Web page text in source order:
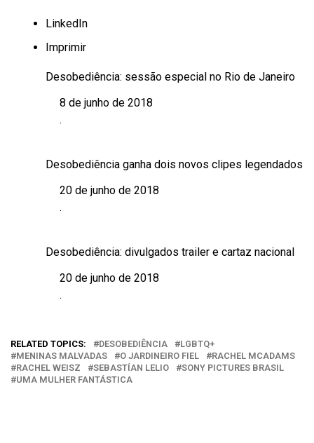
LinkedIn
Imprimir
Desobediência: sessão especial no Rio de Janeiro
Data
8 de junho de 2018
Em relação a
.
Desobediência ganha dois novos clipes legendados
Data
20 de junho de 2018
Em relação a
.
Desobediência: divulgados trailer e cartaz nacional
Data
20 de junho de 2018
Em relação a
.
RELATED TOPICS: DESOBEDIÊNCIA
LGBTQ+
MENINAS MALVADAS
O JARDINEIRO FIEL
RACHEL MCADAMS
RACHEL WEISZ
SEBASTÍAN LELIO
SONY PICTURES BRASIL
UMA MULHER FANTÁSTICA